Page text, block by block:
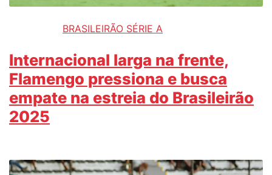
BRASILEIRÃO SÉRIE A
Internacional larga na frente,
Flamengo pressiona e busca
empate na estreia do Brasileirão
2025